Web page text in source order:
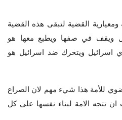
ومعيارية القضية لتبقى هذه القضية
ويقف في صفها ويطبع معها هو
اسرائيل ويتحرك ضد اسرائيل هو
للأمة هذا شيء مهم لان الصراع
تتجه الامة لبناء نفسها على كل